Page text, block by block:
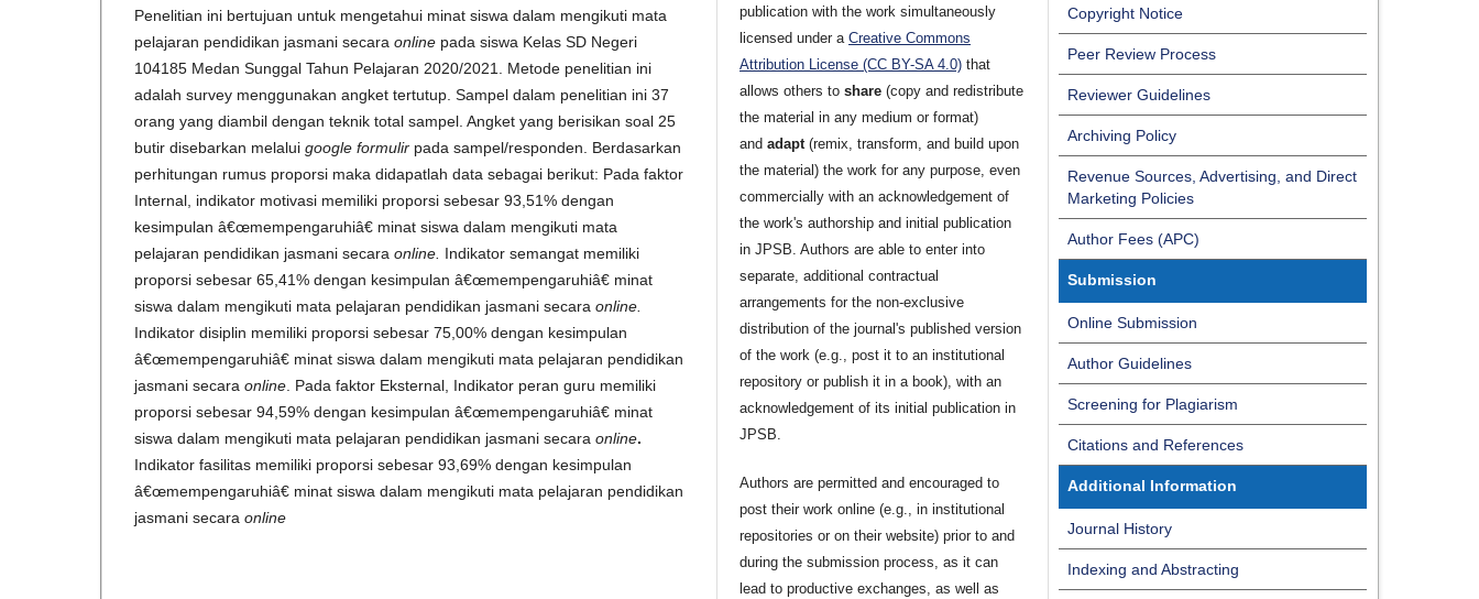
Penelitian ini bertujuan untuk mengetahui minat siswa dalam mengikuti mata
pelajaran pendidikan jasmani secara online pada siswa Kelas SD Negeri
104185 Medan Sunggal Tahun Pelajaran 2020/2021. Metode penelitian ini
adalah survey menggunakan angket tertutup. Sampel dalam penelitian ini 37
orang yang diambil dengan teknik total sampel. Angket yang berisikan soal 25
butir disebarkan melalui google formulir pada sampel/responden. Berdasarkan
perhitungan rumus proporsi maka didapatlah data sebagai berikut: Pada faktor
Internal, indikator motivasi memiliki proporsi sebesar 93,51% dengan
kesimpulan â€œmempengaruhiâ€ minat siswa dalam mengikuti mata
pelajaran pendidikan jasmani secara online. Indikator semangat memiliki
proporsi sebesar 65,41% dengan kesimpulan â€œmempengaruhiâ€ minat
siswa dalam mengikuti mata pelajaran pendidikan jasmani secara online.
Indikator disiplin memiliki proporsi sebesar 75,00% dengan kesimpulan
â€œmempengaruhiâ€ minat siswa dalam mengikuti mata pelajaran pendidikan
jasmani secara online. Pada faktor Eksternal, Indikator peran guru memiliki
proporsi sebesar 94,59% dengan kesimpulan â€œmempengaruhiâ€ minat
siswa dalam mengikuti mata pelajaran pendidikan jasmani secara online.
Indikator fasilitas memiliki proporsi sebesar 93,69% dengan kesimpulan
â€œmempengaruhiâ€ minat siswa dalam mengikuti mata pelajaran pendidikan
jasmani secara online
publication with the work simultaneously
licensed under aCreative Commons
Attribution License (CC BY-SA 4.0) that
allows others toshare (copy and redistribute
the material in any medium or format)
andadapt(remix, transform, and build upon
the material) the work for any purpose, even
commercially with an acknowledgement of
the work's authorship and initial publication
in JPSB. Authors are able to enter into
separate, additional contractual
arrangements for the non-exclusive
distribution of the journal's published version
of the work (e.g., post it to an institutional
repository or publish it in a book), with an
acknowledgement of its initial publication in
JPSB.
Authors are permitted and encouraged to
post their work online (e.g., in institutional
repositories or on their website) prior to and
during the submission process, as it can
lead to productive exchanges, as well as
Copyright Notice
Peer Review Process
Reviewer Guidelines
Archiving Policy
Revenue Sources, Advertising, and Direct
Marketing Policies
Author Fees (APC)
Submission
Online Submission
Author Guidelines
Screening for Plagiarism
Citations and References
Additional Information
Journal History
Indexing and Abstracting